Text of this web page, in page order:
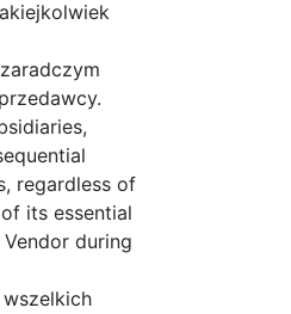
regardless of
its essential
during